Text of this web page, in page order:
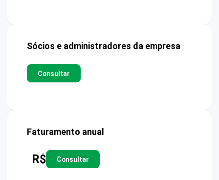
Sócios e administradores da empresa
Consultar
Faturamento anual
R$ Consultar